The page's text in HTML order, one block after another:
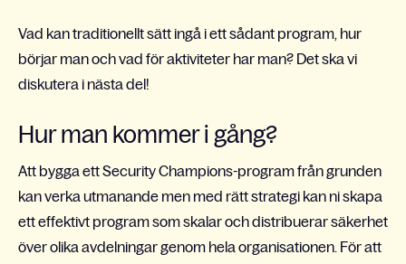
Vad kan traditionellt sätt ingå i ett sådant program, hur
börjar man och vad för aktiviteter har man? Det ska vi
diskutera i nästa del!
Hur man kommer i gång?
Att bygga ett Security Champions-program från grunden
kan verka utmanande men med rätt strategi kan ni skapa
ett effektivt program som skalar och distribuerar säkerhet
över olika avdelningar genom hela organisationen. För att